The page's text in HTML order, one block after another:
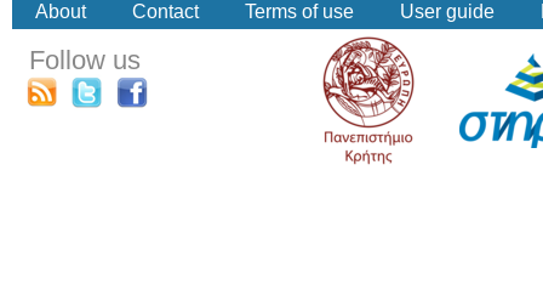
About Contact Terms of use User guide
Follow us